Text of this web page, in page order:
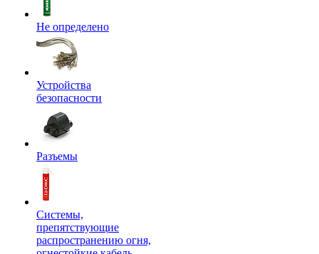
Не определено
Устройства
безопасности
Разъемы
Системы,
препятствующие
распространению огня,